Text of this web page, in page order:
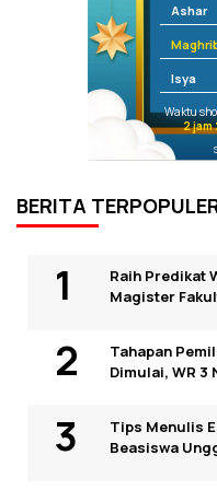
Ashar
Isya
Waktu
2 jam
BERITA
Raih Predikat
Magister
Tahapan
Dimulai, WR 3
Tips Menulis
Beasiswa